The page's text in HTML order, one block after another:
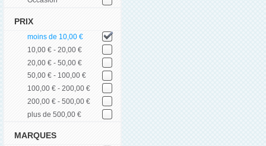
PRIX
moins de 10,00 €
10,00 € - 20,00 €
20,00 € - 50,00 €
50,00 € - 100,00 €
100,00 € - 200,00 €
200,00 € - 500,00 €
plus de 500,00 €
MARQUES